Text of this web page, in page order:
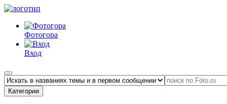
Фотогора
Вход
Категории